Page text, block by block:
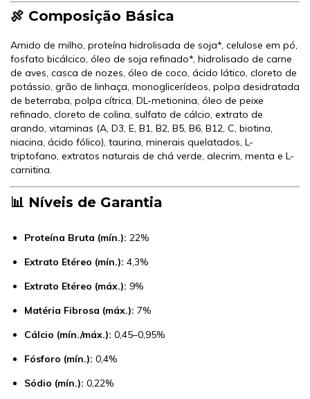
🍖 Composição Básica
Amido de milho, proteína hidrolisada de soja*, celulose em pó,
fosfato bicálcico, óleo de soja refinado*, hidrolisado de carne
de aves, casca de nozes, óleo de coco, ácido lático, cloreto de
potássio, grão de linhaça, monoglicerídeos, polpa desidratada
de beterraba, polpa cítrica, DL-metionina, óleo de peixe
refinado, cloreto de colina, sulfato de cálcio, extrato de
arando, vitaminas (A, D3, E, B1, B2, B5, B6, B12, C, biotina,
niacina, ácido fólico), taurina, minerais quelatados, L-
triptofano, extratos naturais de chá verde, alecrim, menta e L-
carnitina.
📊 Níveis de Garantia
Proteína Bruta (mín.): 22%
Extrato Etéreo (mín.): 4,3%
Extrato Etéreo (máx.): 9%
Matéria Fibrosa (máx.): 7%
Cálcio (mín./máx.): 0,45–0,95%
Fósforo (mín.): 0,4%
Sódio (mín.): 0,22%